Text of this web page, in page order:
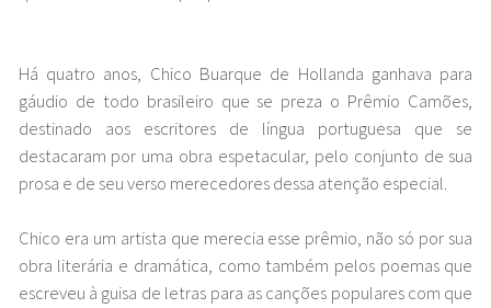
Há quatro anos, Chico Buarque de Hollanda ganhava para
gáudio de todo brasileiro que se preza o Prêmio Camões,
destinado aos escritores de língua portuguesa que se
destacaram por uma obra espetacular, pelo conjunto de sua
prosa e de seu verso merecedores dessa atenção especial.
Chico era um artista que merecia esse prêmio, não só por sua
obra literária e dramática, como também pelos poemas que
escreveu à guisa de letras para as canções populares com que